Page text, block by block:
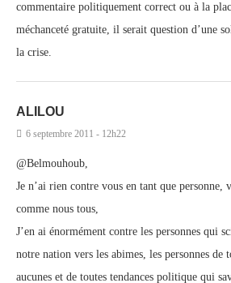
commentaire politiquement correct ou à la
méchanceté gratuite, il serait question d’une
la crise.
ALILOU
6 septembre 2011 - 12h22
@Belmouhoub,
Je n’ai rien contre vous en tant que personne,
comme nous tous,
J’en ai énormément contre les personnes qui
notre nation vers les abimes, les personnes de
aucunes et de toutes tendances politique qui